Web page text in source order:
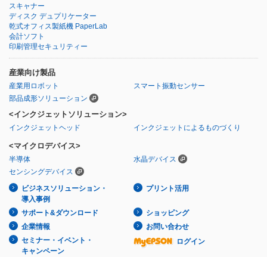
スキャナー
ディスク デュプリケーター
乾式オフィス製紙機 PaperLab
会計ソフト
印刷管理セキュリティー
産業向け製品
産業用ロボット
スマート振動センサー
部品成形ソリューション
<インクジェットソリューション>
インクジェットヘッド インクジェットによるものづくり
<マイクロデバイス>
半導体
水晶デバイス
センシングデバイス
ビジネスソリューション・
導入事例
プリント活用
サポート&ダウンロード
ショッピング
企業情報
お問い合わせ
セミナー・イベント・
キャンペーン
ログイン